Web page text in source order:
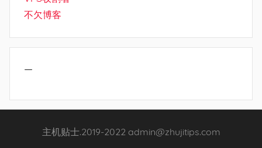
不欠博客
—
主机贴士.2019-2022 admin@zhujitips.com